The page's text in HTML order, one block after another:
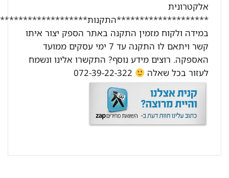
אלקטרונית
********************התקנות********************:
במידה ולקוח מזמין התקנה באתר הספק יצור איתו
קשר ויתאם לו התקנה עד 7 ימי עסקים ממועד
האספקה. רוצים מידע נוסף? התקשרו אלינו ונשמח
לעזור בכל שאלה
072-39-22-322